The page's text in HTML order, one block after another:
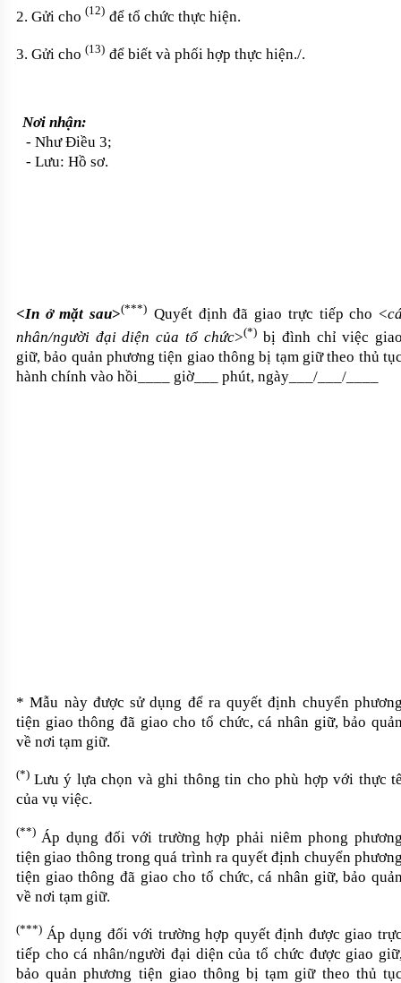
2. Gửi cho (12) để tổ chức thực hiện.
3. Gửi cho (13) để biết và phối hợp thực hiện./.
Nơi nhận:
- Như Điều 3;
- Lưu: Hồ sơ.
<In ở mặt sau>(***) Quyết định đã giao trực tiếp cho <
nhân/người đại diện của tổ chức>(*) bị đình chỉ việc g
giữ, bảo quảnphương tiện giao thông bị tạm giữ theo thủ
hành chính vào hồi____ giờ___ phút, ngày___/___/____
* Mẫu này được sử dụng để raquyết định chuyển
tiện giao thông đã giao cho tổ chức,cá nhân giữ, bảo
về nơi tạm giữ.
(*) Lưu ý lựachọn và ghi thông tin cho phù hợp với thực
của vụ việc.
(**) Áp dụng đối với trường hợp phải niêm phong
tiện giao thông trong quá trình ra quyết định chuyển
tiện giao thông đã giao cho tổ chức, cá nhân giữ, bảo
về nơi tạm giữ.
(***) Áp dụng đối với trường hợp quyết định được giao
tiếp cho cá nhân/người đại diện của tổ chức được giao
bảo quản phương tiện giao thông bị tạm giữ theo thủ